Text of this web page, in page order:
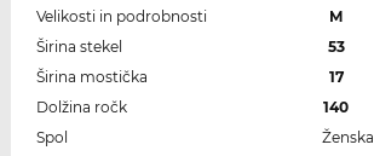
Velikosti in podrobnosti
M
Širina stekel
53
Širina mostička
17
Dolžina ročk
140
Spol
Ženska